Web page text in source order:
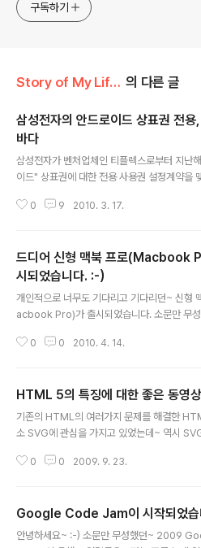
구독하기
Story of My Life/Trends 의 다른 글
삼성전자의 안드로이드 상표권 전용
바다
삼성전자가 벤처업체인 티플렉스로부터 지난
이드" 상표권에 대한 전용 사용권 설정계약을
폰과 무선전화기 등 하드웨어에 "안드로이드"란
우 민사상 손해배상과 형사 고발도 가능하다고
고로 티플렉스는 2009년 6월 안드로이드에 대
등록을 마쳤으며 삼성전자와의 계약기간은 오
10월 30일까지라고 합니다. 따라서 이번 전용
약으로 '안드로이드' 다섯 글자 가운데 네 글자
해 제품명을 지으면 삼성전자의 상표권을 침해
0 9 2010. 3. 17.
드디어 신형 맥북 프로(Macbook
시되었습니다. :-)
개인적으로 너무도 기다리고 기다리던~ 신형
acbook Pro)가 출시되었습니다. 소문만 무
바디를 탐재하였구요~ 배터리 성능도 좋아졌
ttp://www.apple.com/macbookpro/
e.html 를 참고하세요~
0 0 2010. 4. 14.
HTML 5의 특징에 대한 좋은 동영
기존의 HTML의 여러가지 문제를 해결한
소 SVG에 관심을 가지고 있었는데~ 역시
니다. 자세한 정보는 http://
편하게 즐기실 수 있을 것 같습니다. 이 외에
하고 있으니 한번씩 참고하시면 좋습니다. ;-)
0 0 2009. 9. 23.
Google Code Jam이 시작되었습
안녕하세요~ :-) 소문만 무성했던~ 2009